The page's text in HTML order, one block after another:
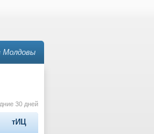
Молдовы
30 дней
тИЦ